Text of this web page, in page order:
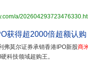
a/
获得超2000倍超额认购
弗莫尔证券承销香港IPO新股商
科技领域超购王。